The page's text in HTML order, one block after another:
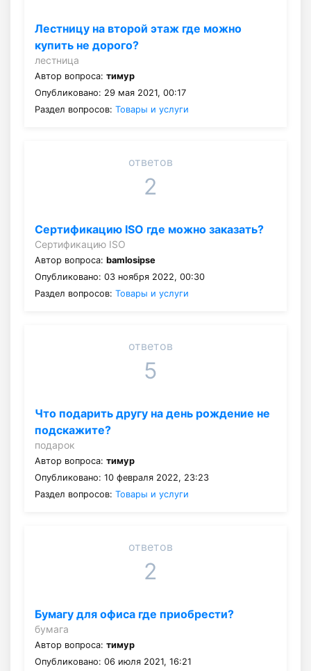
Лестницу на второй этаж где можно
купить не дорого?
лестница
Автор вопроса: тимур
Опубликовано: 29 мая 2021, 00:17
Раздел вопросов: Товары и услуги
ответов
2
Сертификацию ISO где можно заказать?
Сертификацию ISO
Автор вопроса: bamlosipse
Опубликовано: 03 ноября 2022, 00:30
Раздел вопросов: Товары и услуги
ответов
5
Что подарить другу на день рождение не
подскажите?
подарок
Автор вопроса: тимур
Опубликовано: 10 февраля 2022, 23:23
Раздел вопросов: Товары и услуги
ответов
2
Бумагу для офиса где приобрести?
бумага
Автор вопроса: тимур
Опубликовано: 06 июля 2021, 16:21